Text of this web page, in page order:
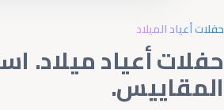
حفلات أعياد الميلاد
حفلات أعياد ميلاد.
المقاييس.